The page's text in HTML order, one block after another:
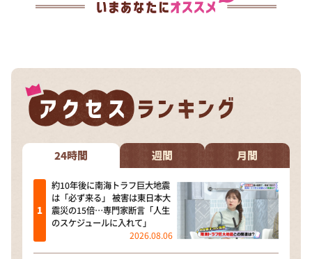
24時間 週間 月間
約10年後に南海トラフ巨大地震
は「必ず来る」 被害は東日本大
震災の15倍…専門家断言「人生
のスケジュールに入れて」
2026.08.06